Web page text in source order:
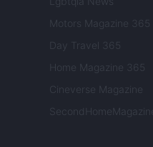
Motors Magazine 365
Day Travel 365
Home Magazine 365
Cineverse Magazine
SecondHomeMagazine